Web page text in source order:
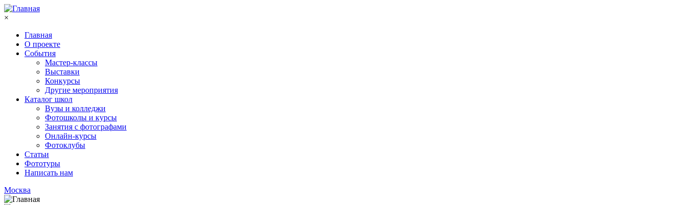
Перейти к основному содержанию
×
Главная
О проекте
События
Мастер-классы
Выставки
Конкурсы
Другие мероприятия
Каталог школ
Вузы и колледжи
Фотошколы и курсы
Занятия с фотографами
Онлайн-курсы
Фотоклубы
Статьи
Фототуры
Написать нам
Москва